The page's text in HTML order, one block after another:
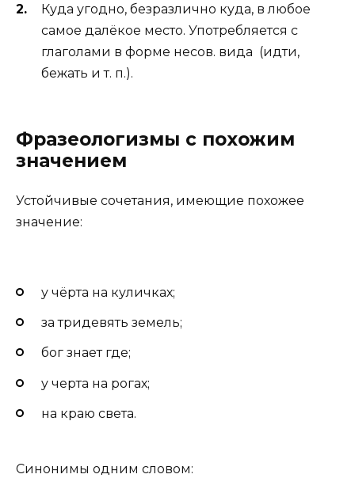
Куда угодно, безразлично куда, в любое
самое далёкое место. Употребляется с
глаголами в форме несов. вида (идти,
бежать и т. п.).
Фразеологизмы с похожим
значением
Устойчивые сочетания, имеющие похожее
значение:
у чёрта на куличках;
за тридевять земель;
бог знает где;
у черта на рогах;
на краю света.
Синонимы одним словом: